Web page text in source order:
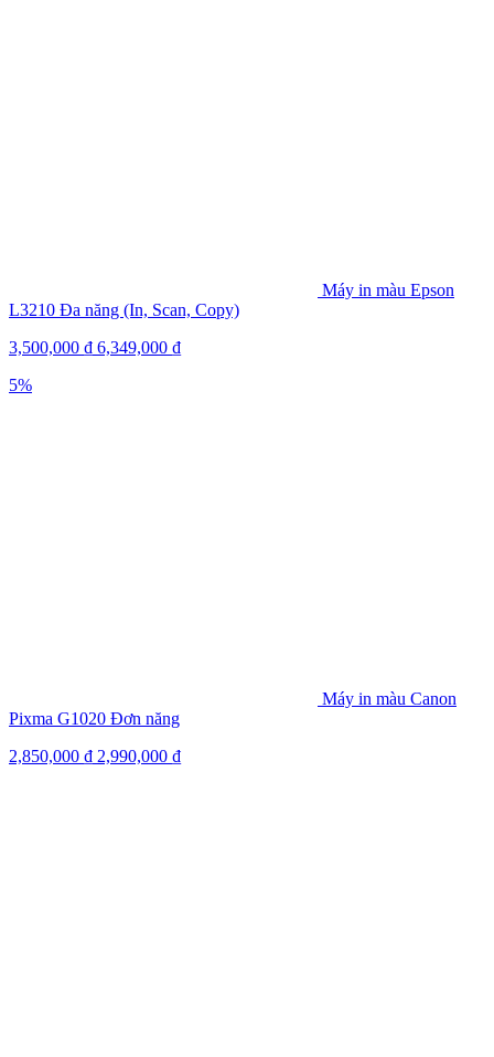
Máy in màu Epson
L3210 Đa năng (In, Scan, Copy)
3,500,000 ₫ 6,349,000 ₫
5%
Máy in màu Canon
Pixma G1020 Đơn năng
2,850,000 ₫ 2,990,000 ₫